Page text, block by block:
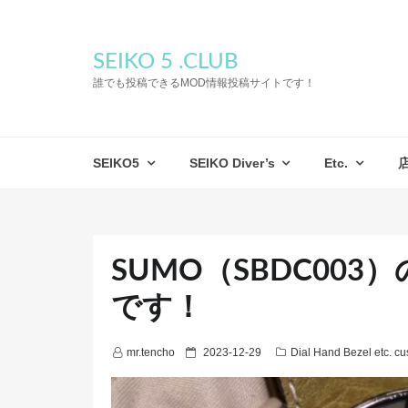
SEIKO 5 .CLUB
誰でも投稿できるMOD情報投稿サイトです！
SEIKO5 SEIKO Diver’s Etc.
SUMO（SBDC003
です！
mr.tencho
P
s
2023-12-29 Dial Hand Bezel etc.